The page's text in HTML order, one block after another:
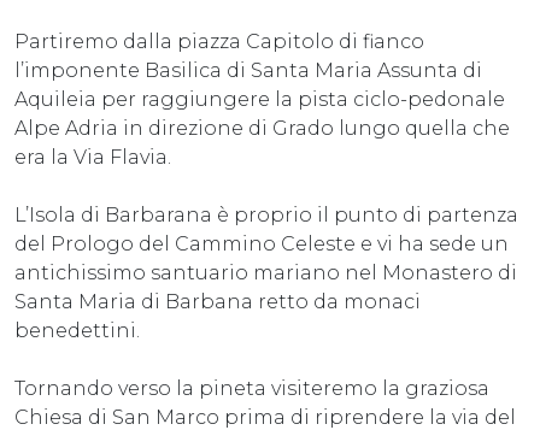
Partiremo dalla piazza Capitolo di fianco
l’imponente Basilica di Santa Maria Assunta di
Aquileia per raggiungere la pista ciclo-pedonale
Alpe Adria in direzione di Grado lungo quella che
era la Via Flavia.
L’Isola di Barbarana è proprio il punto di partenza
del Prologo del Cammino Celeste e vi ha sede un
antichissimo santuario mariano nel Monastero di
Santa Maria di Barbana retto da monaci
benedettini.
Tornando verso la pineta visiteremo la graziosa
Chiesa di San Marco prima di riprendere la via del